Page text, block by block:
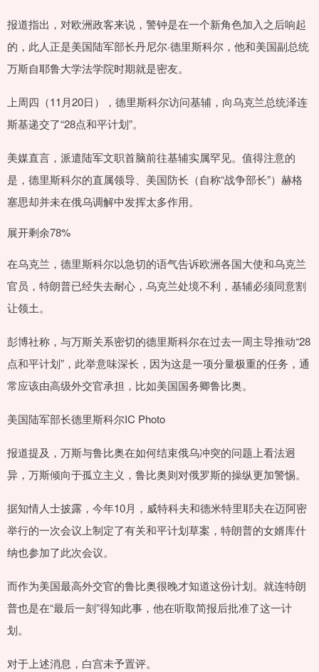
报道指出，对欧洲政客来说，警钟是在一个新角色加入之后响起
的，此人正是美国陆军部长丹尼尔·德里斯科尔，他和美国副总统
万斯自耶鲁大学法学院时期就是密友。
上周四（11月20日），德里斯科尔访问基辅，向乌克兰总统泽连
斯基递交了“28点和平计划”。
美媒直言，派遣陆军文职首脑前往基辅实属罕见。值得注意的
是，德里斯科尔的直属领导、美国防长（自称“战争部长”）赫格
塞思却并未在俄乌调解中发挥太多作用。
展开剩余78%
在乌克兰，德里斯科尔以急切的语气告诉欧洲各国大使和乌克兰
官员，特朗普已经失去耐心，乌克兰处境不利，基辅必须同意割
让领土。
彭博社称，与万斯关系密切的德里斯科尔在过去一周主导推动“28
点和平计划”，此举意味深长，因为这是一项分量极重的任务，通
常应该由高级外交官承担，比如美国国务卿鲁比奥。
美国陆军部长德里斯科尔IC Photo
报道提及，万斯与鲁比奥在如何结束俄乌冲突的问题上看法迥
异，万斯倾向于孤立主义，鲁比奥则对俄罗斯的操纵更加警惕。
据知情人士披露，今年10月，威特科夫和德米特里耶夫在迈阿密
举行的一次会议上制定了有关和平计划草案，特朗普的女婿库什
纳也参加了此次会议。
而作为美国最高外交官的鲁比奥很晚才知道这份计划。就连特朗
普也是在“最后一刻”得知此事，他在听取简报后批准了这一计
划。
对于上述消息，白宫未予置评。